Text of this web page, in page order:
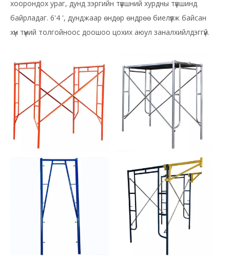
хоорондох ураг, дунд зэргийн түвшний хурдны түвшинд
байрладаг. 6'4 ', дунджаар өндөр өндрөө биелүүлж байсан
хүн түүний толгойноос доошоо цохих аюул заналхийлдэггүй.